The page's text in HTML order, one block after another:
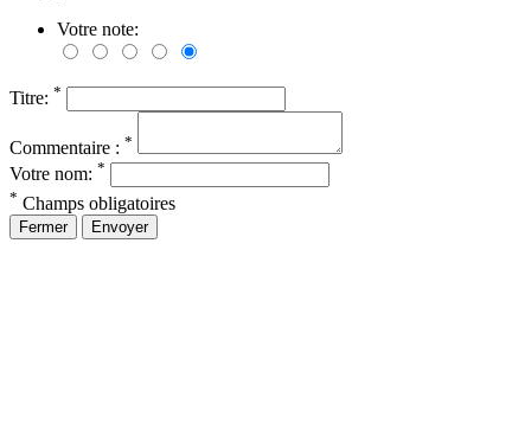
Votre note:
Titre: *
Commentaire : *
Votre nom: *
* Champs obligatoires
Fermer Envoyer